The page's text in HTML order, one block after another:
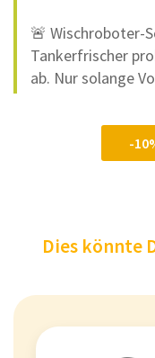
🚨 Wischroboter-
Tankerfrischer
ab. Nur solange
-
Dies könnte